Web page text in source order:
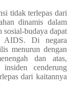
tidak terlepas dari
dinamis dalam
sosial-budaya dapat
AIDS. Di negara
menurun dengan
dan atas,
cenderung
dari kaitannya